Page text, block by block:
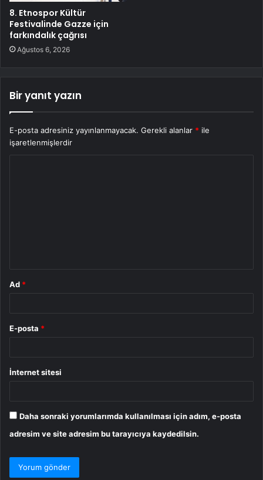
8. Etnospor Kültür
Festivalinde Gazze için
farkındalık çağrısı
Ağustos 6, 2026
Bir yanıt yazın
E-posta adresiniz yayınlanmayacak. Gerekli alanlar * ile
işaretlenmişlerdir
Ad *
E-posta *
İnternet sitesi
Daha sonraki yorumlarımda kullanılması için adım, e-posta
adresim ve site adresim bu tarayıcıya kaydedilsin.